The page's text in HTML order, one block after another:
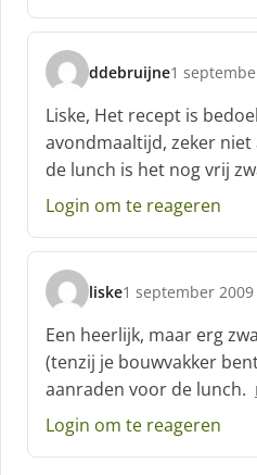
e
f
:
ddebruijne
s
c
h
r
e
e
:
1
Liske, Het recept is
avondmaaltijd, zeker
de lunch is het nog vrij
Login om te reageren
liske
s
c
h
r
e
e
:
1 september
Een heerlijk, maar erg
(tenzij je bouwvakker
aanraden voor de lunch.
Login om te reageren